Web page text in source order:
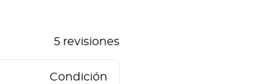
5 revisiones
Condición